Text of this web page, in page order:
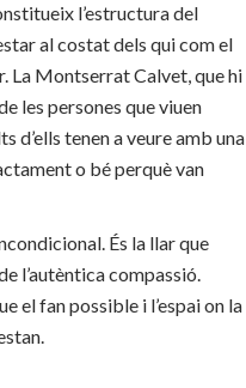
l’estructura del
al costat dels qui com el
La Montserrat Calvet, que hi
les persones que viuen
tenen a veure amb una
o bé perquè van
És la llar que
l’autèntica compassió.
el fan possible i l’espai on la